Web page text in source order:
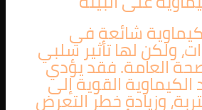
شائعة في
ولكن لها تأثير سلبي
العامة. فقد يؤدي
القوية إلى
وزيادة خطر التعرض